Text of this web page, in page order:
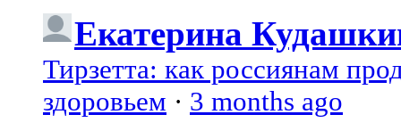
Екатерина
Тирзетта: как россиянам
здоровьем · 3 months ago